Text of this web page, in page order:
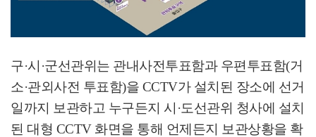
구·시 ·군선관위는 관내사전투표함과 우편투표함(거
소·관외사전 투표함)을 CCTV가 설치된 장소에 선거
일까지 보관하고 누구든지 시 ·도선관위 청사에 설치
된 대형 CCTV 화면을 통해 언제든지 보관상황을 확